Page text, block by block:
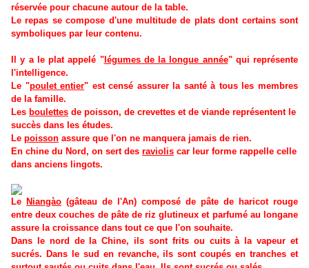
réservée pour chacune autour de la table.
Le repas se compose d'une multitude de plats dont certains sont
symboliques par leur contenu.
Il y a le plat appelé "légumes de la longue année" qui représente
l'intelligence.
Le "poulet entier" est censé assurer la santé à tous les membres
de la famille.
Les boulettes de poisson, de crevettes et de viande représentent le
succès dans les études.
Le poisson assure que l'on ne manquera jamais de rien.
En chine du Nord, on sert des raviolis car leur forme rappelle celle
dans anciens lingots.
Le Niangào (gâteau de l'An) composé de pâte de haricot rouge
entre deux couches de pâte de riz glutineux et parfumé au longane
assure la croissance dans tout ce que l'on souhaite.
Dans le nord de la Chine, ils sont frits ou cuits à la vapeur et
sucrés. Dans le sud en revanche, ils sont coupés en tranches et